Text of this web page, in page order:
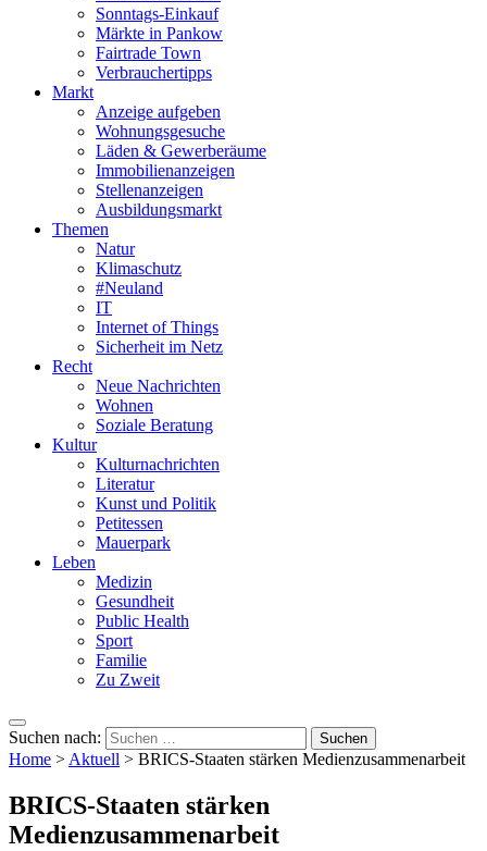
Sonntags-Einkauf
Märkte in Pankow
Fairtrade Town
Verbrauchertipps
Markt
Anzeige aufgeben
Wohnungsgesuche
Läden & Gewerberäume
Immobilienanzeigen
Stellenanzeigen
Ausbildungsmarkt
Themen
Natur
Klimaschutz
#Neuland
IT
Internet of Things
Sicherheit im Netz
Recht
Neue Nachrichten
Wohnen
Soziale Beratung
Kultur
Kulturnachrichten
Literatur
Kunst und Politik
Petitessen
Mauerpark
Leben
Medizin
Gesundheit
Public Health
Sport
Familie
Zu Zweit
Suchen nach:
Home >Aktuell > BRICS-Staaten stärken Medienzusammenarbeit
BRICS-Staaten stärken
Medienzusammenarbeit